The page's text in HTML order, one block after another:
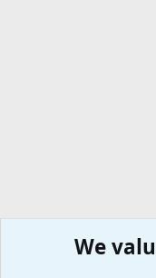
Сайт
We